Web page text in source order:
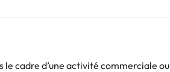
cadre d’une activité commerciale ou